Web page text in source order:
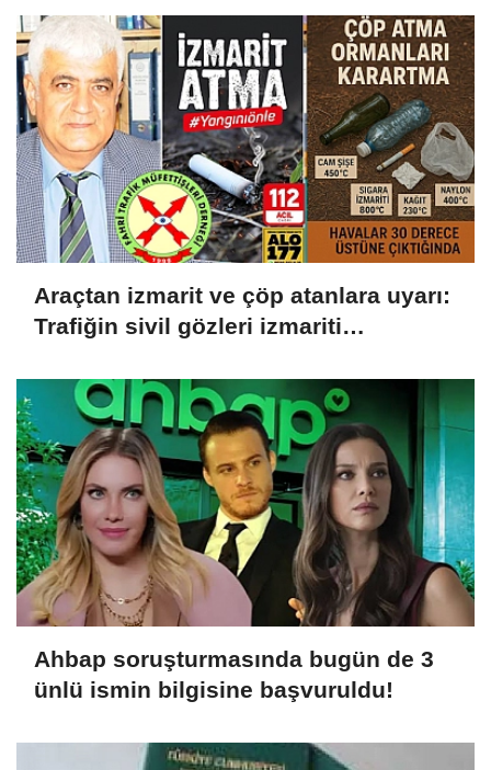
Araçtan izmarit ve çöp atanlara uyarı:
Trafiğin sivil gözleri izmariti
Ahbap soruşturmasında bugün de 3
ünlü ismin bilgisine başvuruldu!